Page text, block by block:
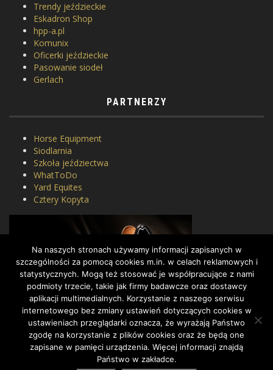
Trendy jeździeckie
Eskadron Shop
hpp-a.pl
Komunix
Oficerki jeździeckie
Pasowanie siodeł
Gerlach
PARTNERZY
Horse Equipment
Siodlarnia
Szkoła jeździectwa
WhatToDo
Yard Equites
Cztery Kopyta
Na naszych stronach używamy informacji zapisanych w
szczególności za pomocą cookies m.in. w celach reklamowych i
statystycznych. Mogą też stosować je współpracujące z nami
podmioty trzecie, takie jak firmy badawcze oraz dostawcy
aplikacji multimedialnych. Korzystanie z naszego serwisu
internetowego bez zmiany ustawień dotyczących cookies w
ustawieniach przeglądarki oznacza, że wyrażają Państwo
zgodę na korzystanie z plików cookies oraz że będą one
zapisane w pamięci urządzenia. Więcej informacji znajdą
Państwo w zakładce.